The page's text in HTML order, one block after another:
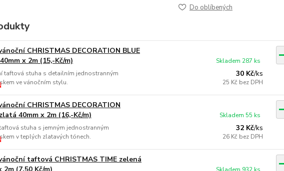
Do oblíbených
CHRISTMAS DECORATION BLUE
x 2m (15,-Kč/m)
taftová stuha s detailním jednostranným
ve vánočním stylu.
30 Kč/ks
25 Kč bez DPH
Skladem 287 ks
CHRISTMAS DECORATION
40mm x 2m (16,-Kč/m)
stuha s jemným jednostranným
v teplých zlatavých tónech.
32 Kč/ks
26 Kč bez DPH
Skladem 55 ks
taftová CHRISTMAS TIME zelená